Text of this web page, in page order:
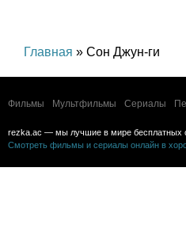
Главная » Сон Джун-ги
Фильмы Мультфильмы Сериалы
rezka.ac — мы лучшие в мире бесплатных
Смотреть фильмы и сериалы онлайн в